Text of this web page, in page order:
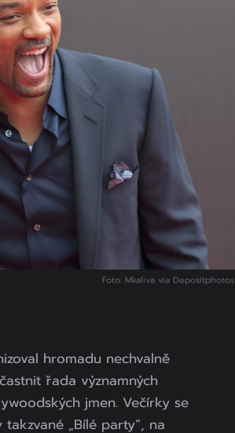
Foto: Mkaliva via Depositphotos
hromadu nechvalně
řada významných
jmen. Večírky se
„Bílé party“, na